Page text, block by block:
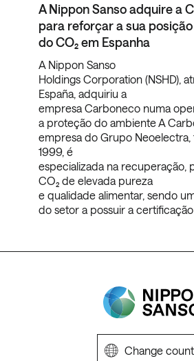
A Nippon Sanso adquire a
para reforçar a sua
do CO₂ em Espanha
A Nippon Sanso
Holdings Corporation (NSHD),
España, adquiriu a
empresa Carboneco numa
a proteção do ambiente A
empresa do Grupo
1999, é
especializada na recuperação,
CO₂ de elevada pureza
e qualidade alimentar, sendo
do setor a possuir a
Change